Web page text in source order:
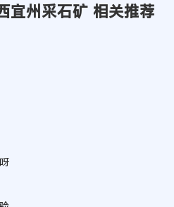
宜州采石矿 相关推荐